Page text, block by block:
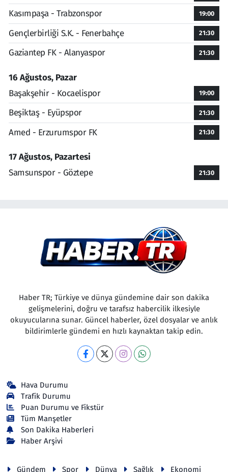
Kasımpaşa - Trabzonspor 19:00
Gençlerbirliği S.K. - Fenerbahçe 21:30
Gaziantep FK - Alanyaspor 21:30
16 Ağustos, Pazar
Başakşehir - Kocaelispor
19:00
Beşiktaş - Eyüpspor 21:30
Amed - Erzurumspor FK 21:30
17 Ağustos, Pazartesi
Samsunspor - Göztepe
21:30
Haber TR; Türkiye ve dünya gündemine dair son dakika
gelişmelerini, doğru ve tarafsız habercilik ilkesiyle
okuyucularına sunar. Güncel haberler, özel dosyalar ve anlık
bildirimlerle gündemi en hızlı kaynaktan takip edin.
Hava Durumu
Trafik Durumu
Puan Durumu ve Fikstür
Tüm Manşetler
Son Dakika Haberleri
Haber Arşivi
Gündem Spor Dünya Sağlık Ekonomi